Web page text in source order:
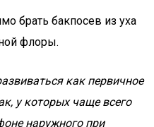
брать бакпосев из уха
флоры.
как первичное
у которых чаще всего
наружного при